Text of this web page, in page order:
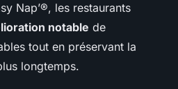
Nap’®, les restaurants
notable de
tout en préservant la
longtemps.